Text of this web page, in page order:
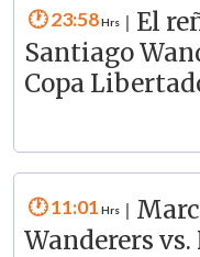
23:58
El
Santiago
Copa
11:01
Wanderers